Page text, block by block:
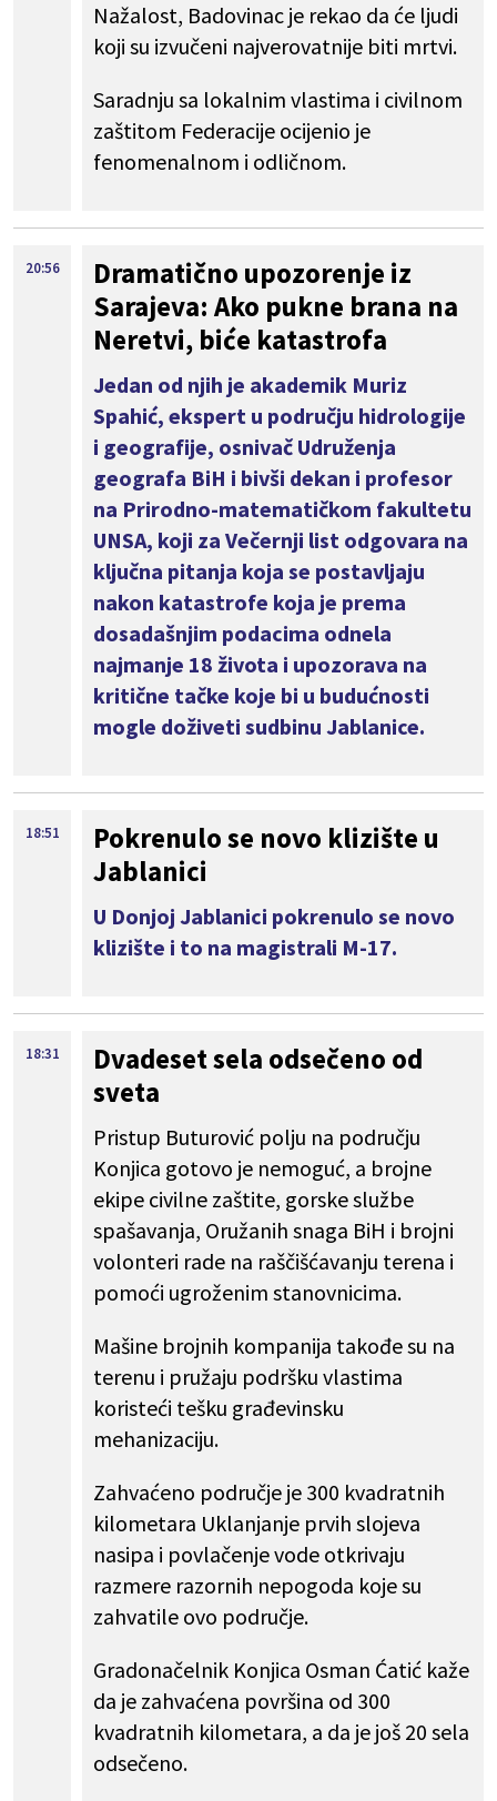
Nažalost, Badovinac je rekao da će ljudi
koji su izvučeni najverovatnije biti mrtvi.
Saradnju sa lokalnim vlastima i civilnom
zaštitom Federacije ocijenio je
fenomenalnom i odličnom.
20:56
Dramatično upozorenje iz
Sarajeva: Ako pukne brana na
Neretvi, biće katastrofa
Jedan od njih je akademik Muriz
Spahić, ekspert u području hidrologije
i geografije, osnivač Udruženja
geografa BiH i bivši dekan i profesor
na Prirodno-matematičkom fakultetu
UNSA, koji za Večernji list odgovara na
ključna pitanja koja se postavljaju
nakon katastrofe koja je prema
dosadašnjim podacima odnela
najmanje 18 života i upozorava na
kritične tačke koje bi u budućnosti
mogle doživeti sudbinu Jablanice.
18:51
Pokrenulo se novo klizište u
Jablanici
U Donjoj Jablanici pokrenulo se novo
klizište i to na magistrali M-17.
18:31
Dvadeset sela odsečeno od
sveta
Pristup Buturović polju na području
Konjica gotovo je nemoguć, a brojne
ekipe civilne zaštite, gorske službe
spašavanja, Oružanih snaga BiH i brojni
volonteri rade na raščišćavanju terena i
pomoći ugroženim stanovnicima.
Mašine brojnih kompanija takođe su na
terenu i pružaju podršku vlastima
koristeći tešku građevinsku
mehanizaciju.
Zahvaćeno područje je 300 kvadratnih
kilometara Uklanjanje prvih slojeva
nasipa i povlačenje vode otkrivaju
razmere razornih nepogoda koje su
zahvatile ovo područje.
Gradonačelnik Konjica Osman Ćatić kaže
da je zahvaćena površina od 300
kvadratnih kilometara, a da je još 20 sela
odsečeno.